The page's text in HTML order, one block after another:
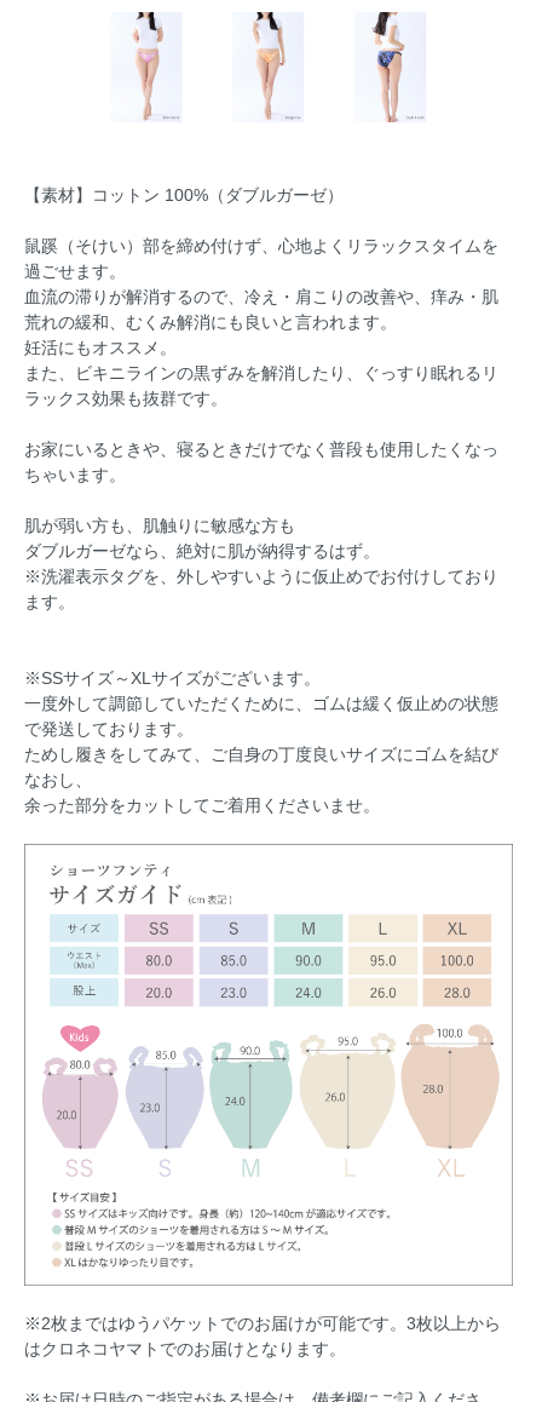
【素材】コットン 100%（ダブルガーゼ）
鼠蹊（そけい）部を締め付けず、心地よくリラックスタイムを
過ごせます。
血流の滞りが解消するので、冷え・肩こりの改善や、痒み・肌
荒れの緩和、むくみ解消にも良いと言われます。
妊活にもオススメ。
また、ビキニラインの黒ずみを解消したり、ぐっすり眠れるリ
ラックス効果も抜群です。
お家にいるときや、寝るときだけでなく普段も使用したくなっ
ちゃいます。
肌が弱い方も、肌触りに敏感な方も
ダブルガーゼなら、絶対に肌が納得するはず。
※洗濯表示タグを、外しやすいように仮止めでお付けしており
ます。
※SSサイズ～XLサイズがございます。
一度外して調節していただくために、ゴムは緩く仮止めの状態
で発送しております。
ためし履きをしてみて、ご自身の丁度良いサイズにゴムを結び
なおし、
余った部分をカットしてご着用くださいませ。
※2枚まではゆうパケットでのお届けが可能です。3枚以上から
はクロネコヤマトでのお届けとなります。